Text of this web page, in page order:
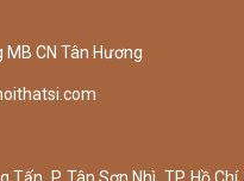
CN Tân Hương